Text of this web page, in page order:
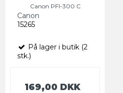
Canon PFI-300 C
Canon
15265
På lager i butik (2
stk.)
169,00 DKK